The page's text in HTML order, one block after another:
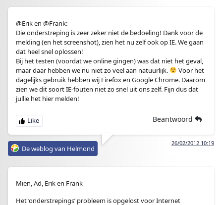
@Erik en @Frank:
Die onderstreping is zeer zeker niet de bedoeling! Dank voor de
melding (en het screenshot), zien het nu zelf ook op IE. We gaan
dat heel snel oplossen!
Bij het testen (voordat we online gingen) was dat niet het geval,
maar daar hebben we nu niet zo veel aan natuurlijk.
Voor het
dagelijks gebruik hebben wij Firefox en Google Chrome. Daarom
zien we dit soort IE-fouten niet zo snel uit ons zelf. Fijn dus dat
jullie het hier melden!
Beantwoord
26/02/2012 10:19
De weblog van Helmond
Mien, Ad, Erik en Frank
Het ‘onderstrepings’ probleem is opgelost voor Internet